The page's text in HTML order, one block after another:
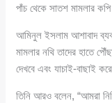
পাঁচ থেকে সাতশ মামলার
আমিনুল ইসলাম আশাবাদ
মামলার নথি তাদের হাতে
দেখবে এবং যাচাই-বাছাই
তিনি আরও বলেন, “আমরা